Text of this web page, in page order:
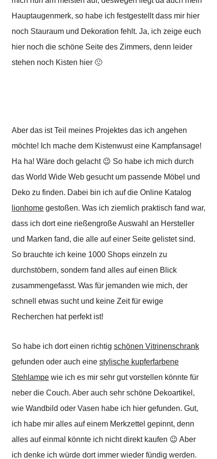
Hauptaugenmerk, so habe ich festgestellt dass mir hier
noch Stauraum und Dekoration fehlt. Ja, ich zeige euch
hier noch die schöne Seite des Zimmers, denn leider
stehen noch Kisten hier 🙁
Aber das ist Teil meines Projektes das ich angehen
möchte! Ich mache dem Kistenwust eine Kampfansage!
Ha ha! Wäre doch gelacht 😉 So habe ich mich durch
das World Wide Web gesucht um passende Möbel und
Deko zu finden. Dabei bin ich auf die Online Katalog
lionhome gestoßen. Was ich ziemlich praktisch fand war,
dass ich dort eine rießengroße Auswahl an Hersteller
und Marken fand, die alle auf einer Seite gelistet sind.
So brauchte ich keine 1000 Shops einzeln zu
durchstöbern, sondern fand alles auf einen Blick
zusammengefasst. Was für jemanden wie mich, der
schnell etwas sucht und keine Zeit für ewige
Recherchen hat perfekt ist!
So habe ich dort einen richtig schönen Vitrinenschrank
gefunden oder auch eine stylische kupferfarbene
Stehlampe wie ich es mir sehr gut vorstellen könnte für
neber die Couch. Aber auch sehr schöne Dekoartikel,
wie Wandbild oder Vasen habe ich hier gefunden. Gut,
ich habe mir alles auf einem Merkzettel gepinnt, denn
alles auf einmal könnte ich nicht direkt kaufen 😉 Aber
ich denke ich würde dort immer wieder fündig werden.